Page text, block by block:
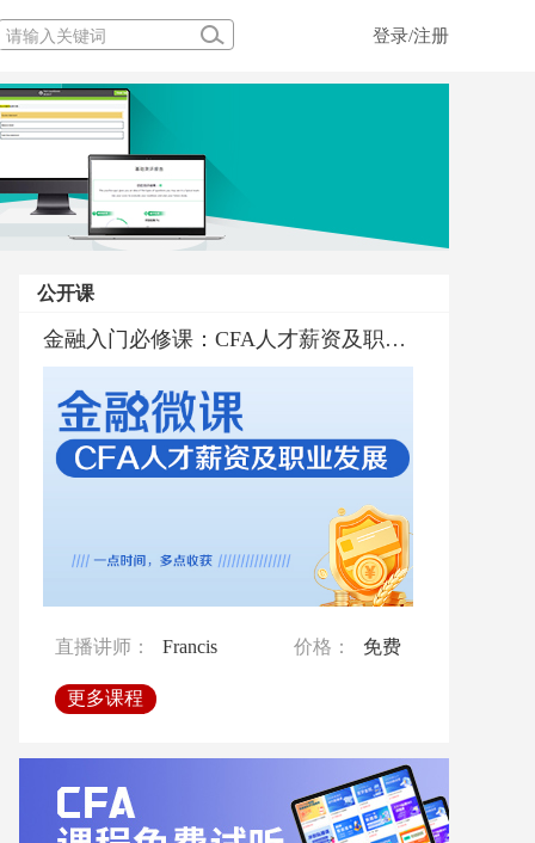
登录/注册
公开课
直播讲师： 价格： 免费
更多课程
直播讲师： 价格： 免费
更多课程
金融行业普及与职业规划
直播讲师： 孙老师 价格： 免费
更多课程